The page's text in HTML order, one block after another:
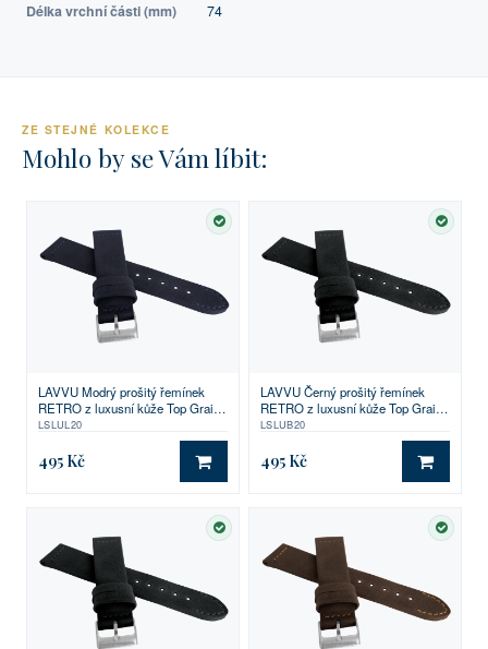
Délka vrchní části (mm) 74
ZE STEJNÉ KOLEKCE
Mohlo by se Vám líbit:
SKLADEM
LAVVU Modrý prošitý řemínek
RETRO z luxusní kůže Top Grain -
20
LSLUL20
495 Kč DO KOŠÍKU
LAVVU Černý prošitý řemínek
RETRO z luxusní kůže Top Grain -
20
LSLUB20
495 Kč DO
SKLADEM